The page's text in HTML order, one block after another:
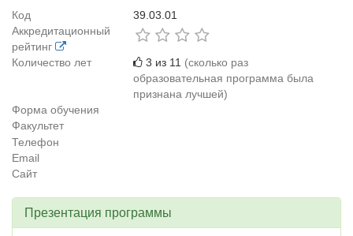
Код
39.03.01
Аккредитационный
рейтинг
Количество лет
3 из 11 (сколько раз
образовательная программа была
признана лучшей)
Форма обучения
Факультет
Телефон
Email
Сайт
Презентация программы